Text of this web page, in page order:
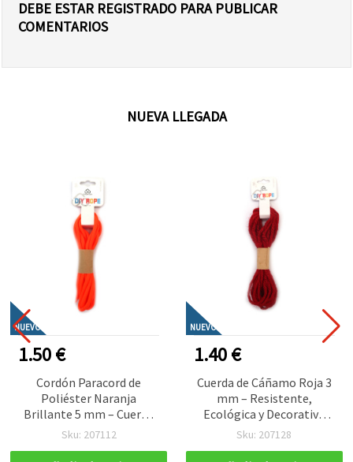
DEBE ESTAR REGISTRADO PARA PUBLICAR
COMENTARIOS
NUEVA LLEGADA
NUEVO
1.50 €
Cordón Paracord de
Poliéster Naranja
Brillante 5 mm – Cuerda
para Manualidades Fuerte,
Sku: 207112
NUEVO
1.40 €
Cuerda de Cáñamo Roja 3
mm – Resistente,
Ecológica y Decorativa
para Manualidades, Rollo
Sku: 207128